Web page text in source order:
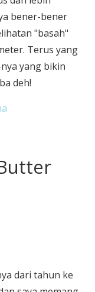
bener-bener
"basah"
Terus yang
yang bikin
deh!
dari tahun ke